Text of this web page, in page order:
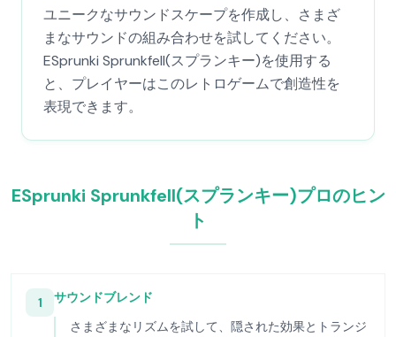
ユニークなサウンドスケープを作成し、さまざ
まなサウンドの組み合わせを試してください。
ESprunki Sprunkfell(スプランキー)を使用する
と、プレイヤーはこのレトロゲームで創造性を
表現できます。
ESprunki Sprunkfell(スプランキー)プロのヒン
ト
1
サウンドブレンド
さまざまなリズムを試して、隠された効果とトランジ